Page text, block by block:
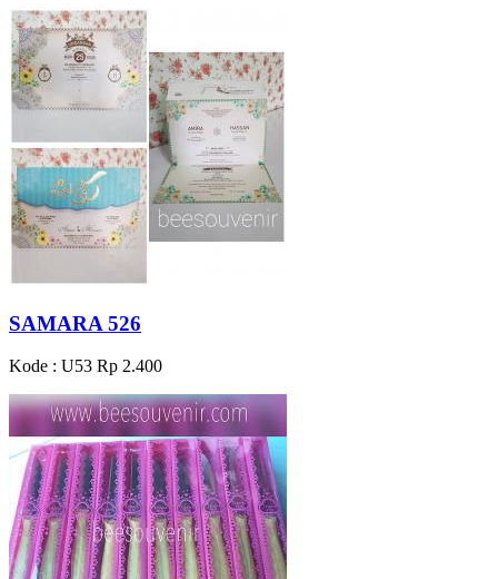
SAMARA 526
Kode : U53 Rp 2.400